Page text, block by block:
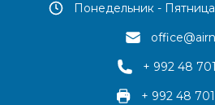
Понедельник -
+ 992 48
+ 992 48